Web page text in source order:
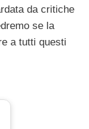
da critiche
se la
a tutti questi